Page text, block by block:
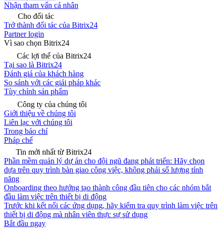
Nhận tham vấn cá nhân
Cho đối tác
Trở thành đối tác của Bitrix24
Partner login
Vì sao chọn Bitrix24
Các lợi thế của Bitrix24
Tại sao là Bitrix24
Đánh giá của khách hàng
So sánh với các giải pháp khác
Tùy chỉnh sản phẩm
Công ty của chúng tôi
Giới thiệu về chúng tôi
Liên lạc với chúng tôi
Trong báo chí
Pháp chế
Tin mới nhất từ Bitrix24
Phần mềm quản lý dự án cho đội ngũ đang phát triển: Hãy chọn
dựa trên quy trình bàn giao công việc, không phải số lượng tính
năng
Onboarding theo hướng tạo thành công đầu tiên cho các nhóm bắt
đầu làm việc trên thiết bị di động
Trước khi kết nối các ứng dụng, hãy kiểm tra quy trình làm việc trên
thiết bị di động mà nhân viên thực sự sử dụng
Bắt đầu ngay